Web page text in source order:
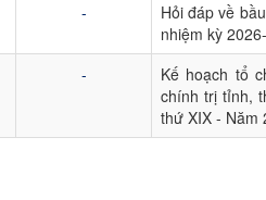
-
Hỏi đáp về
nhiệm kỳ
-
Kế hoạch tổ
chính trị tỉnh,
thứ XIX - Năm